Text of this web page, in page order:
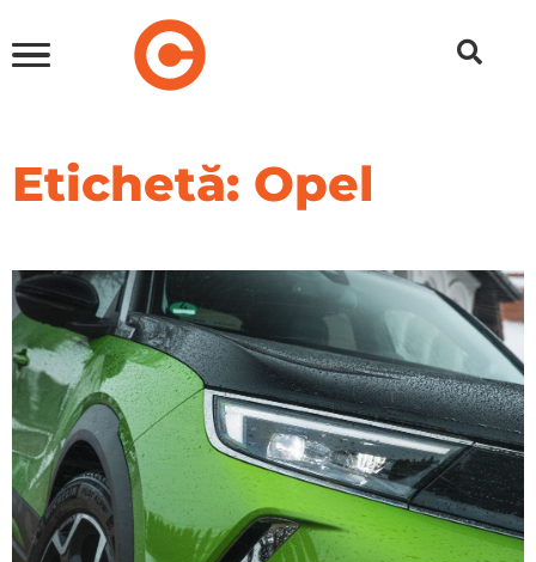
Etichetă: Opel